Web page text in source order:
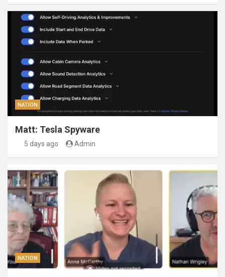
NATION
Matt: Tesla Spyware
5 days ago Admin
NATION